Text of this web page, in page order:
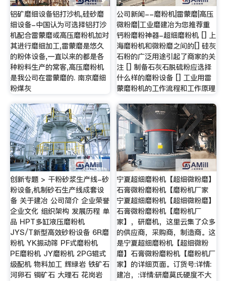
铝矿磨细设备铝打沙机,硅砂磨
细设备-中国认为可选择铝打沙
机配合雷蒙磨或高压磨粉机加对
其进行磨细加工,雷蒙磨是悠久
的粉体设备,一直以来的都是各
种粉料生产的常客,高压磨粉机
是我公司在雷蒙磨的. 南京磨细
粉煤灰
公司新闻--磨粉机|雷蒙磨|高压
微粉磨|工业磨建冶为您推荐重
钙粉磨粉神器-超细磨粉机 [] 上
海磨粉机和微粉磨之间的[] 硅灰
石粉的广泛用途引起了商家的关
注 [] 制备石灰石脱硫粉应选择
什么样的磨粉设备 [] 工业用雷
蒙磨粉机的工作流程和工作原理
创新专题 > 干粉砂浆生产线-砂
粉设备,机制砂石生产线成套设
备 关于建冶 公司简介 企业荣誉
企业文化 组织架构 发展历程 单
品 HPT多缸液压磨粉机
JYS/T新型高效砂粉设备 6R磨
粉机 YK振动筛 PF式磨粉机
PE磨粉机 JY磨粉机 2PG辊式
级配机 物料加工 辉绿岩 铁矿石
河卵石 铜矿石 大理石 花岗岩
宁夏超细磨粉机【超细微粉磨】
石膏微粉磨粉机【磨粉机厂家
宁夏超细磨粉机【超细微粉磨】
石膏微粉磨粉机【磨粉机厂
家】，研磨机，这里云集了众多
的供应商，采购商，制造商。这
是宁夏超细磨粉机【超细微粉
磨】石膏微粉磨粉机【磨粉机厂
家】的详细页面。订货号:详情:
建冶，:详情:研磨莫氏硬度不大